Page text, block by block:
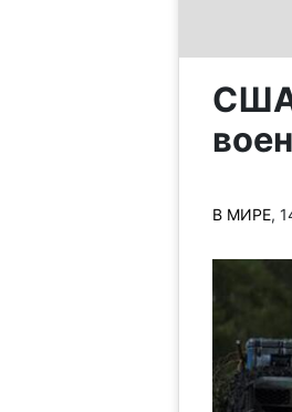
США
В МИРЕ,